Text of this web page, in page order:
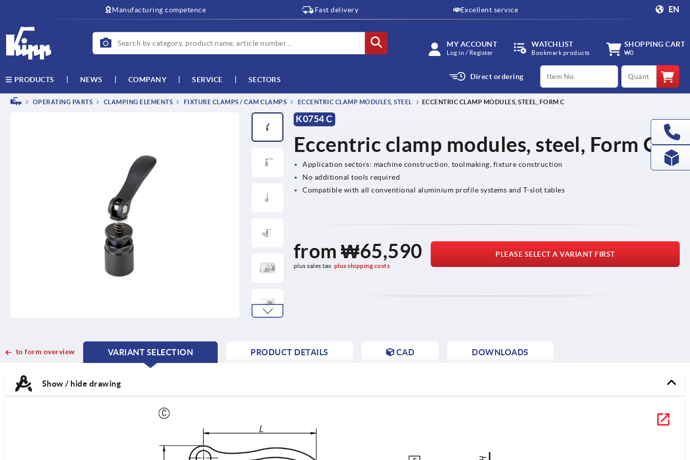
Manufacturing competence Fast delivery Excellent service EN
MY ACCOUNT
Log in / Register
WATCHLIST
Bookmark products
SHOPPING CART
₩0
PRODUCTS NEWS COMPANY SERVICE SECTORS Direct ordering
productCode qty
OPERATING PARTS CLAMPING ELEMENTS FIXTURE CLAMPS / CAM CLAMPS ECCENTRIC CLAMP MODULES, STEEL ECCENTRIC CLAMP MODULES, STEEL, FORM C
K0754 C
Eccentric clamp modules, steel, Form C
Application sectors: machine construction, toolmaking, fixture construction
No additional tools required
Compatible with all conventional aluminium profile systems and T-slot tables
from₩65,590
plus sales tax plus shipping costs
PLEASE SELECT A VARIANT FIRST
to form overview
VARIANT SELECTION
CURRENT
CURRENT
PRODUCT DETAILS CAD DOWNLOADS
Show / hide drawing